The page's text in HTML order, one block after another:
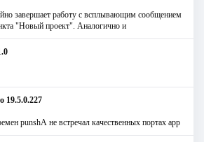
завершает работу с всплывающим сообщением
"Новый проект". Аналогично и
19.5.0.227
punshА не встречал качественных портах app